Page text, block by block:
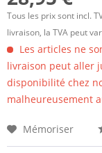
Tous les prix sont incl.
livraison, la TVA peut
Les articles ne
livraison peut aller
disponibilité chez
malheureusement
Mémoriser